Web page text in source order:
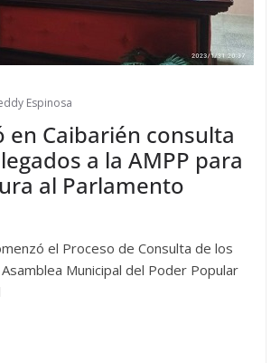
Espinosa
en Caibarién consulta
a la AMPP para
al Parlamento
el Proceso de Consulta de los
Municipal del Poder Popular